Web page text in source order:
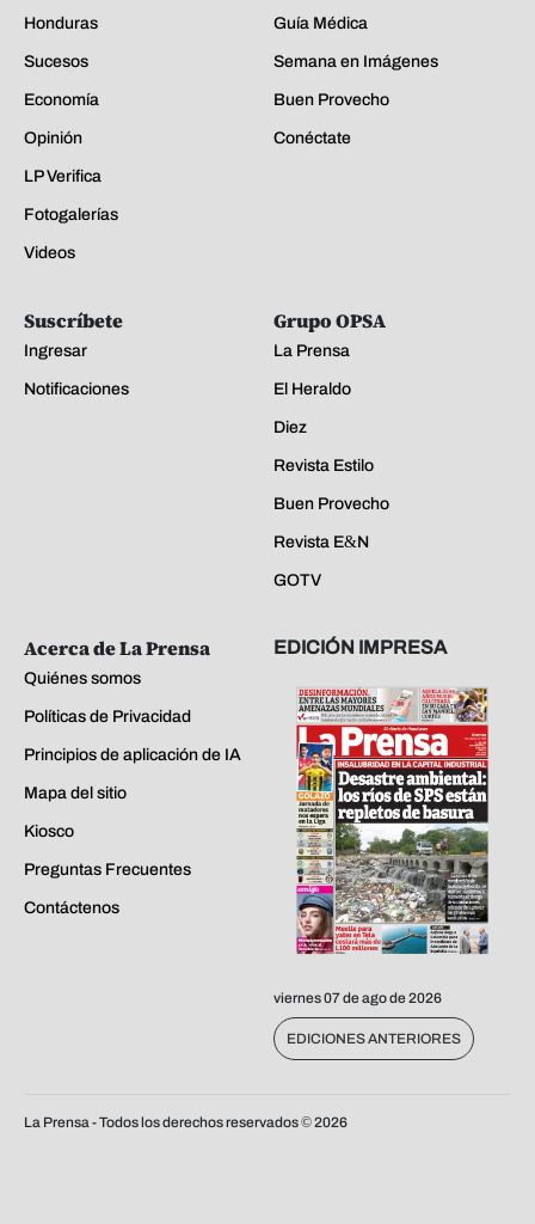
Honduras
Sucesos
Economía
Opinión
LP Verifica
Fotogalerías
Videos
Guía Médica
Semana en Imágenes
Buen Provecho
Conéctate
Suscríbete
Ingresar
Notificaciones
Grupo OPSA
La Prensa
El Heraldo
Diez
Revista Estilo
Buen Provecho
Revista E&N
GOTV
Acerca de La Prensa
Quiénes somos
Políticas de Privacidad
Principios de aplicación de IA
Mapa del sitio
Kiosco
Preguntas Frecuentes
Contáctenos
EDICIÓN IMPRESA
viernes 07 de ago de 2026
EDICIONES ANTERIORES
La Prensa - Todos los derechos reservados ©2026